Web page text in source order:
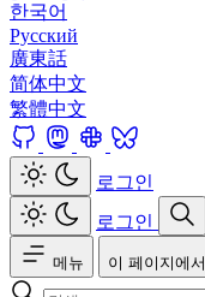
한국어
Русский
廣東話
简体中文
繁體中文
로그인
로그인
메뉴 이 페이지에서